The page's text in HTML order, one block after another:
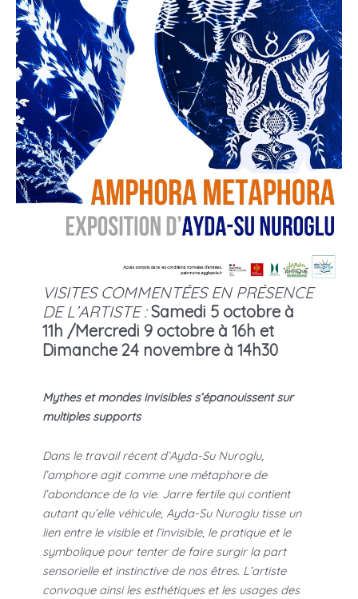
VISITES COMMENTÉES EN PRÉSENCE
DE L’ARTISTE :Samedi 5 octobre à
11h /Mercredi 9 octobre à 16h et
Dimanche 24 novembre à 14h30
Mythes et mondes invisibles s’épanouissent sur
multiples supports
Dans le travail récent d’Ayda-Su Nuroglu,
l’amphore agit comme une métaphore de
l’abondance de la vie. Jarre fertile qui contient
autant qu’elle véhicule, Ayda-Su Nuroglu tisse un
lien entre le visible et l’invisible, le pratique et le
symbolique pour tenter de faire surgir la part
sensorielle et instinctive de nos êtres. L’artiste
convoque ainsi les esthétiques et les usages des